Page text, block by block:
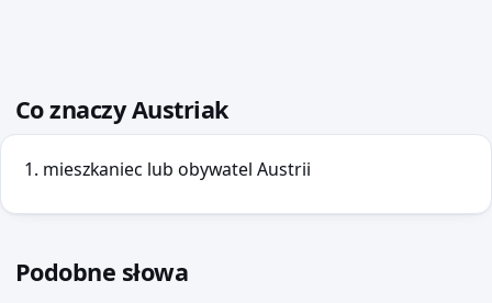
Co znaczy Austriak
mieszkaniec lub obywatel Austrii
Podobne słowa